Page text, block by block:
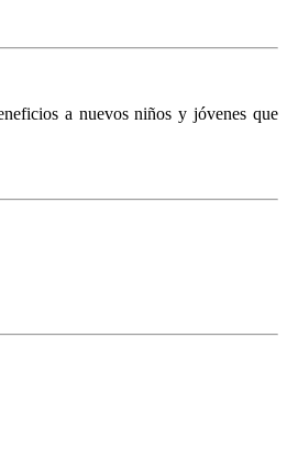
a nuevos niños y jóvenes que